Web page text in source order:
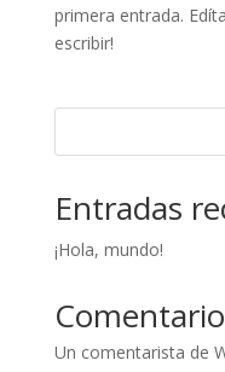
primera entrada.
escribir!
Entradas
¡Hola, mundo!
Un comentarista de